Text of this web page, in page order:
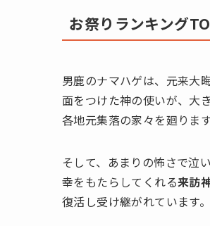
お祭りランキング
男鹿のナマハゲは、元来大
面をつけた神の使いが、大
各地元集落の家々を廻ります
そして、あまりの怖さで泣
幸をもたらしてくれる来訪
復活し受け継がれています。